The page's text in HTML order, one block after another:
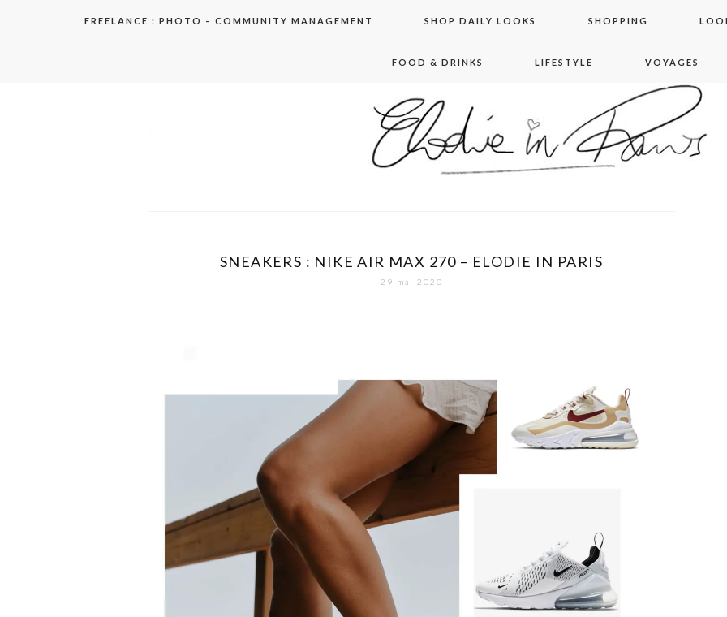
FREELANCE : PHOTO – COMMUNITY MANAGEMENT SHOP DAILY LOOKS SHOPPING
FOOD & DRINKS LIFESTYLE VOYAGES
elodie in paris
SNEAKERS : NIKE AIR MAX 270 – ELODIE IN PARIS
29 mai 2020